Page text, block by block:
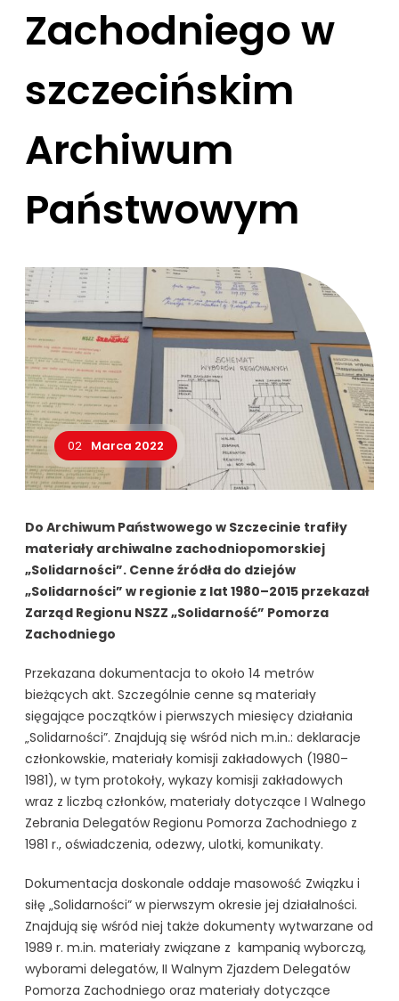
Zachodniego w
szczecińskim
Archiwum
Państwowym
02 Marca 2022
Do Archiwum Państwowego w Szczecinie trafiły
materiały archiwalne zachodniopomorskiej
„Solidarności”. Cenne źródła do dziejów
„Solidarności” w regionie z lat 1980–2015 przekazał
Zarząd Regionu NSZZ „Solidarność” Pomorza
Zachodniego
Przekazana dokumentacja to około 14 metrów
bieżących akt. Szczególnie cenne są materiały
sięgające początków i pierwszych miesięcy działania
„Solidarności”. Znajdują się wśród nich m.in.: deklaracje
członkowskie, materiały komisji zakładowych (1980–
1981), w tym protokoły, wykazy komisji zakładowych
wraz z liczbą członków, materiały dotyczące I Walnego
Zebrania Delegatów Regionu Pomorza Zachodniego z
1981 r., oświadczenia, odezwy, ulotki, komunikaty.
Dokumentacja doskonale oddaje masowość Związku i
siłę „Solidarności” w pierwszym okresie jej działalności.
Znajdują się wśród niej także dokumenty wytwarzane od
1989 r. m.in. materiały związane z kampanią wyborczą,
wyborami delegatów, II Walnym Zjazdem Delegatów
Pomorza Zachodniego oraz materiały dotyczące